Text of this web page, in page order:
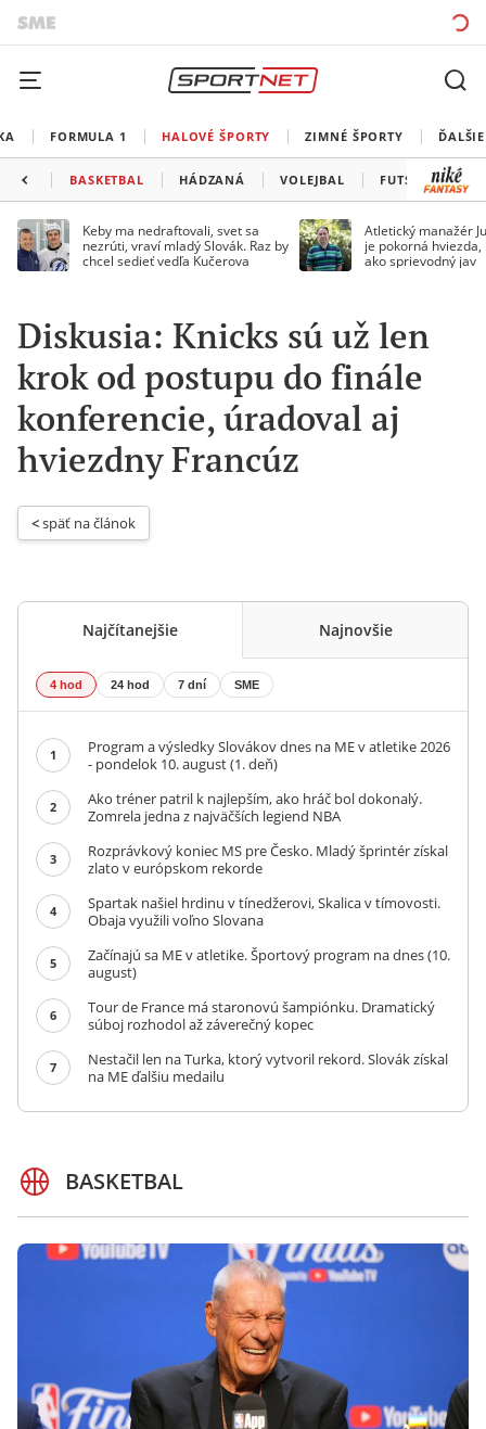
FORMULA 1 HALOVÉ ŠPORTY ZIMNÉ ŠPORTY
BASKETBAL HÁDZANÁ VOLEJBAL FUTSAL
Keby ma nedraftovali, svet sa
nezrúti, vraví mladý Slovák. Raz by
chcel sedieť vedľa Kučerova
Atletický manažér
je pokorná
ako sprievodný jav
Diskusia: Knicks sú už len
krok od postupu do finále
konferencie, úradoval aj
hviezdny Francúz
< späť na článok
Najčítanejšie Najnovšie
4 hod 24 hod 7 dní SME
1
Program a výsledky Slovákov dnes na ME v atletike 2026
- pondelok 10. august (1. deň)
2
Ako tréner patril k najlepším, ako hráč bol dokonalý.
Zomrela jedna z najväčších legiend NBA
3
Rozprávkový koniec MS pre Česko. Mladý šprintér získal
zlato v európskom rekorde
4
Spartak našiel hrdinu v tínedžerovi, Skalica v tímovosti.
Obaja využili voľno Slovana
5
Začínajú sa ME v atletike. Športový program na dnes (10.
august)
6
Tour de France má staronovú šampiónku. Dramatický
súboj rozhodol až záverečný kopec
7
Nestačil len na Turka, ktorý vytvoril rekord. Slovák získal
na ME ďalšiu medailu
BASKETBAL